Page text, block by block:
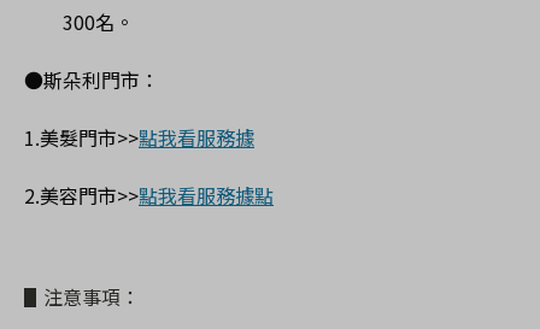
300名。
●斯朵利門市：
1.美髮門市>>點我看服務據
2.美容門市>>點我看服務據點
▋注意事項：